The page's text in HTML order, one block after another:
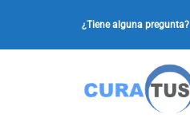
¿Tiene alguna pregunta?